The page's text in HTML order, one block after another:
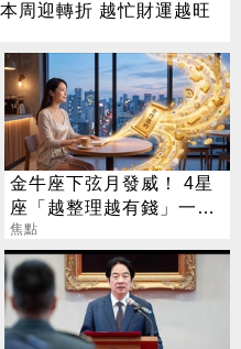
周迎轉折 越忙財運越旺
金牛座下弦月發威！ 4星
座「越整理越有錢」一路
旺運到10月
焦點